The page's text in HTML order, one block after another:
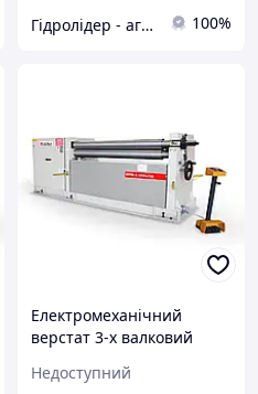
Гідролідер - агротехніка, промислове та будівельне обладнання 100%
Електромеханічний
верстат 3-х валковий
Недоступний